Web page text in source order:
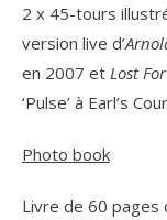
2 x 45-tours
version live d’
en 2007 et Lost
‘Pulse’ à Earl’s
Photo book
Livre de 60 pages